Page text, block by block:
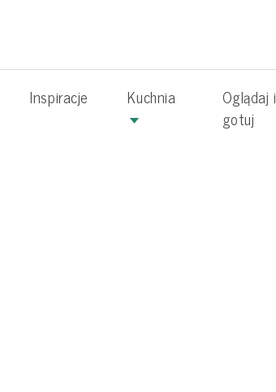
Inspiracje Kuchnia
Oglądaj i
gotuj